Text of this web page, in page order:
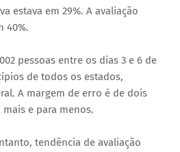
estava em 29%. A avaliação
40%.
pessoas entre os dias 3 e 6 de
de todos os estados,
A margem de erro é de dois
e para menos.
tendência de avaliação